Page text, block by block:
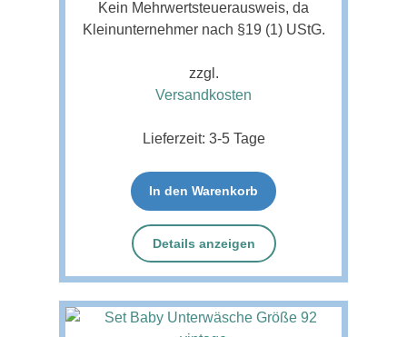
Kein Mehrwertsteuerausweis, da
Kleinunternehmer nach §19 (1) UStG.
zzgl.
Versandkosten
Lieferzeit: 3-5 Tage
In den Warenkorb
Details anzeigen